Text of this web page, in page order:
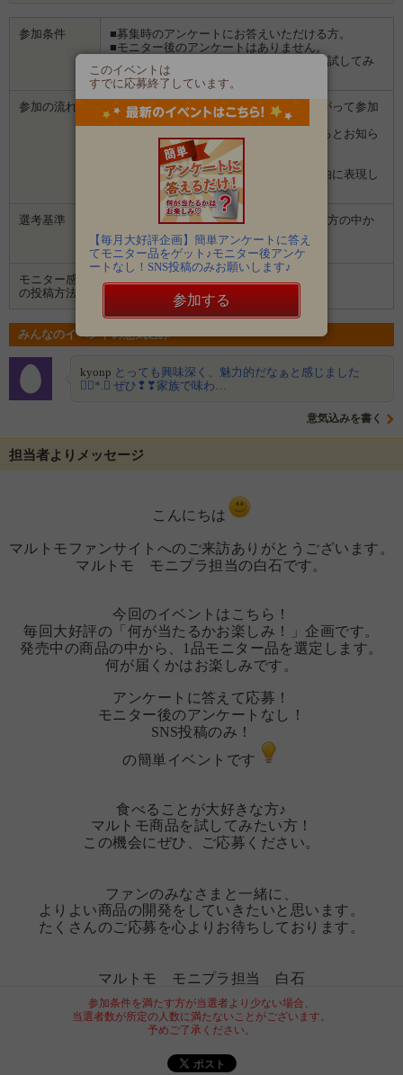
参加条件
■募集時のアンケートにお答えいただける方。
■モニター後のアンケートはありません。
■食べることが好きな方、マルトモ商品を試してみ
たい方、ぜひご応募ください。
参加の流れ
１．「参加する」ボタンから画面にしたがって参加
します。
２．募集期間の終了後、企業から選ばれるとお知ら
せがあります。
３．企業から商品などが届きます。
４．試していただいた感想や口コミを自由に表現し
て投稿してください。
選考基準
■募集時のアンケートにお答えいただいた方の中か
ら選考します。
■モニター後のアンケートはありません。
モニター感想
の投稿方法
ブログ Instagram
みんなのイベントの意気込み
kyonp とっても興味深く、魅力的だなぁと感じました
❁⃘*.ﾟ ぜひ❢❣家族で味わ…
意気込みを書く
担当者よりメッセージ
こんにちは
マルトモファンサイトへのご来訪ありがとうございます。
マルトモ モニプラ担当の白石です。
今回のイベントはこちら！
毎回大好評の「何が当たるかお楽しみ！」企画です。
発売中の商品の中から、1品モニター品を選定します。
何が届くかはお楽しみです。
アンケートに答えて応募！
モニター後のアンケートなし！
SNS投稿のみ！
の簡単イベントです
食べることが大好きな方♪
マルトモ商品を試してみたい方！
この機会にぜひ、ご応募ください。
ファンのみなさまと一緒に、
よりよい商品の開発をしていきたいと思います。
たくさんのご応募を心よりお待ちしております。
マルトモ モニプラ担当 白石
参加条件を満たす方が当選者より少ない場合、
当選者数が所定の人数に満たないことがございます。
予めご了承ください。
このイベントは
すでに応募終了しています。
【毎月大好評企画】簡単アンケートに答え
てモニター品をゲット♪モニター後アンケ
ートなし！SNS投稿のみお願いします♪
参加する